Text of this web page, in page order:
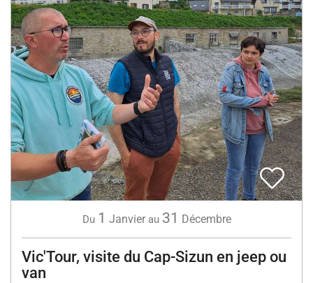
Du 1 Janvier au 31 Décembre
Vic'Tour, visite du Cap-Sizun en jeep ou
van